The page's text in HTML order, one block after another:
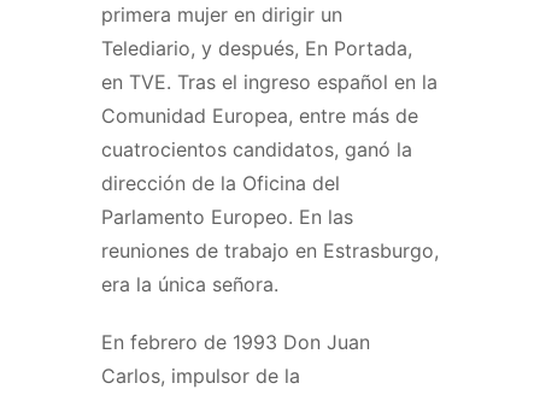
primera mujer en dirigir un
Telediario, y después, En Portada,
en TVE. Tras el ingreso español en la
Comunidad Europea, entre más de
cuatrocientos candidatos, ganó la
dirección de la Oficina del
Parlamento Europeo. En las
reuniones de trabajo en Estrasburgo,
era la única señora.
En febrero de 1993 Don Juan
Carlos, impulsor de la